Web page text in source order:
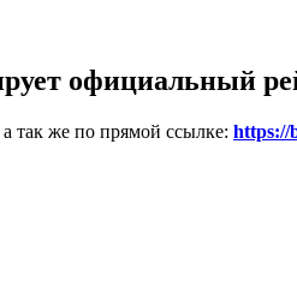
официальный
так же по прямой ссылке: https://